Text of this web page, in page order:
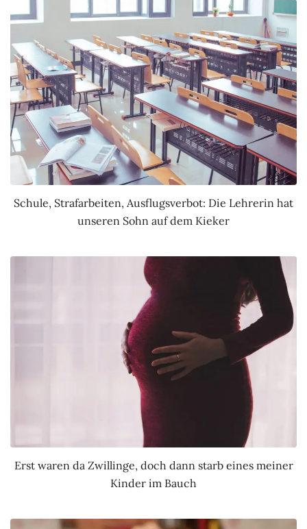
Schule, Strafarbeiten, Ausflugsverbot: Die Lehrerin hat
unseren Sohn auf dem Kieker
Erst waren da Zwillinge, doch dann starb eines meiner
Kinder im Bauch